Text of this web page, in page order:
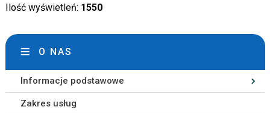
Ilość wyświetleń: 1550
O NAS
Informacje podstawowe
Zakres usług